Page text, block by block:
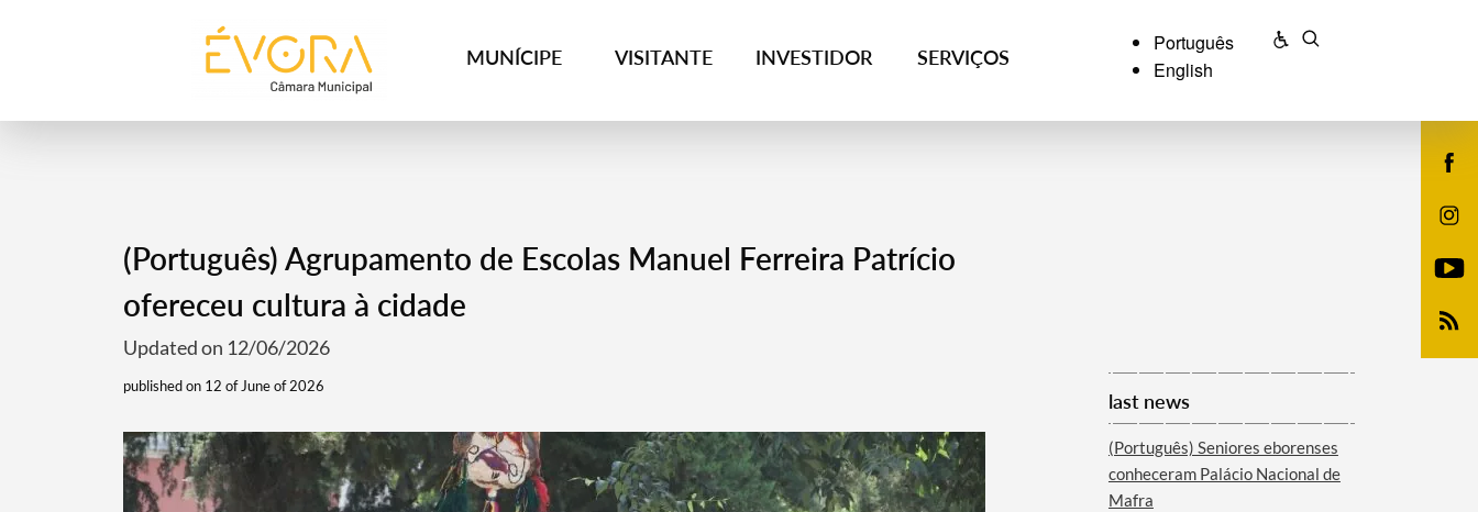
MUNÍCIPE VISITANTE INVESTIDOR SERVIÇOS
Português
English
(Português) Agrupamento de Escolas Manuel Ferreira Patrício
ofereceu cultura à cidade
Updated on 12/06/2026
published on 12 of June of 2026
last news
(Português) Seniores eborenses
conheceram Palácio Nacional de
Mafra